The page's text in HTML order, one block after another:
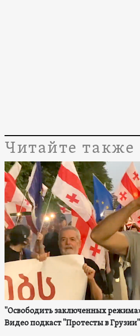
Читайте также
"Освободить заключенных
Видео подкаст "Протесты в Грузии"